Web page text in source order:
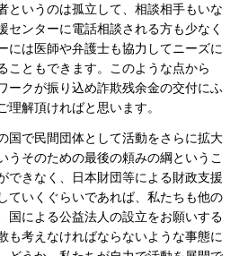
というのは孤立して、相談相手もいな
センターに電話相談される方も少なく
には医師や弁護士も協力してニーズに
こともできます。このような点から
ークが振り込め詐欺残余金の交付にふ
理解頂ければと思います。
国で民間団体として活動をさらに拡大
うそのための最後の頼みの綱というこ
できなく、日本財団等による財政支援
ていくぐらいであれば、私たちも他の
国による公益法人の設立をお願いする
も考えなければならないような事態に